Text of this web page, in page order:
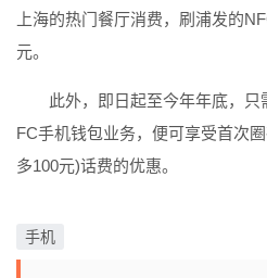
上海的热门餐厅消费，刷浦发的
元。
此外，即日起至今年年底，
FC手机钱包业务，便可享受首次
多100元)话费的优惠。
手机